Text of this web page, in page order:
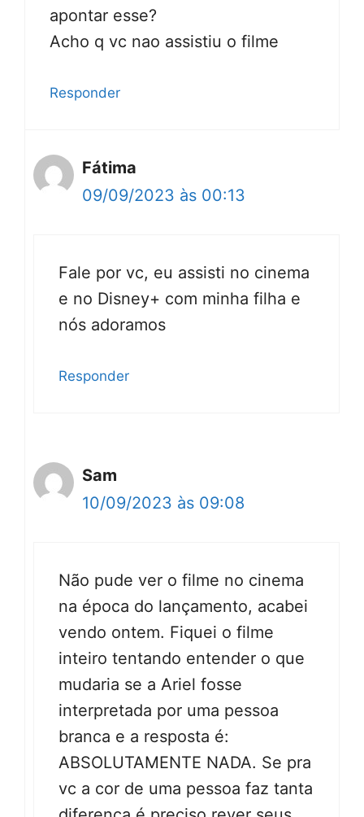
apontar esse?
Acho q vc nao assistiu o filme
Responder
Fátima
09/09/2023 às 00:13
Fale por vc, eu assisti no cinema
e no Disney+ com minha filha e
nós adoramos
Responder
Sam
10/09/2023 às 09:08
Não pude ver o filme no cinema
na época do lançamento, acabei
vendo ontem. Fiquei o filme
inteiro tentando entender o que
mudaria se a Ariel fosse
interpretada por uma pessoa
branca e a resposta é:
ABSOLUTAMENTE NADA. Se pra
vc a cor de uma pessoa faz tanta